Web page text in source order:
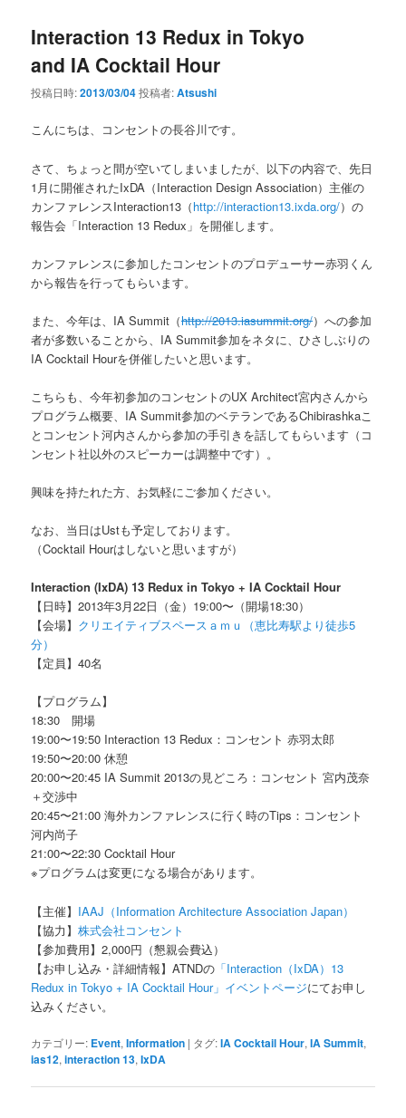
Interaction 13 Redux in Tokyo
and IA Cocktail Hour
投稿日時:2013/03/04投稿者:Atsushi
こんにちは、コンセントの長谷川です。
さて、ちょっと間が空いてしまいましたが、以下の内容で、先日
1月に開催されたIxDA（Interaction Design Association）主催の
カンファレンスInteraction13（http://interaction13.ixda.org/）の
報告会「Interaction 13 Redux」を開催します。
カンファレンスに参加したコンセントのプロデューサー赤羽くん
から報告を行ってもらいます。
また、今年は、IA Summit（http://2013.iasummit.org/）への参加
者が多数いることから、IA Summit参加をネタに、ひさしぶりの
IA Cocktail Hourを併催したいと思います。
こちらも、今年初参加のコンセントのUX Architect宮内さんから
プログラム概要、IA Summit参加のベテランであるChibirashkaこ
とコンセント河内さんから参加の手引きを話してもらいます（コ
ンセント社以外のスピーカーは調整中です）。
興味を持たれた方、お気軽にご参加ください。
なお、当日はUstも予定しております。
（Cocktail Hourはしないと思いますが）
Interaction (IxDA) 13 Redux in Tokyo + IA Cocktail Hour
【日時】2013年3月22日（金）19:00〜（開場18:30）
【会場】 クリエイティブスペースａｍｕ（恵比寿駅より徒歩5
分）
【定員】40名
【プログラム】
18:30 開場
19:00〜19:50 Interaction 13 Redux：コンセント 赤羽太郎
19:50〜20:00 休憩
20:00〜20:45 IA Summit 2013の見どころ：コンセント 宮内茂奈
＋交渉中
20:45〜21:00 海外カンファレンスに行く時のTips：コンセント
河内尚子
21:00〜22:30 Cocktail Hour
※プログラムは変更になる場合があります。
【主催】 IAAJ（Information Architecture Association Japan）
【協力】株式会社コンセント
【参加費用】2,000円（懇親会費込）
【お申し込み・詳細情報】ATNDの 「Interaction（IxDA）13
Redux in Tokyo + IA Cocktail Hour」イベントページにてお申し
込みください。
カテゴリー: Event,Information | タグ:IA Cocktail Hour,IA Summit,
ias12,interaction 13,IxDA